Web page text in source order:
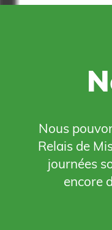
Nous
Relais de
journées
encore